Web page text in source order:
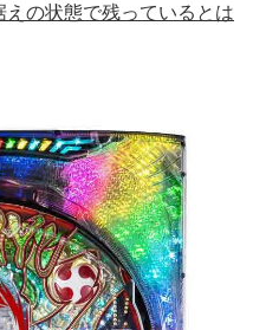
えの状態で残っているとは